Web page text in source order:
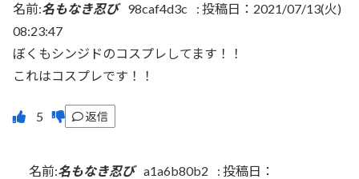
名前:名もなき忍び 98caf4d3c : 投稿日：2021/07/13(火)
08:23:47
ぼくもシンジドのコスプレしてます！！
これはコスプレです！！
返信
名前:名もなき忍び a1a6b80b2 : 投稿日：